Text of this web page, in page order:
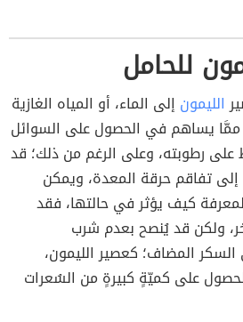
للحامل
الليمون إلى الماء، أو المياه الغازية
يساهم في الحصول على السوائل
على رطوبته، وعلى الرغم من ذلك؛ قد
تفاقم حرقة المعدة، ويمكن
كيف يؤثر في حالتها، فقد
ولكن قد يُنصح بعدم شرب
المضاف؛ كعصير الليمون،
على كميّةٍ كبيرةٍ من السُعرات